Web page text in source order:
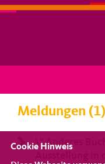
Meldungen (1)
\" Anderes
Cookie Hinweis